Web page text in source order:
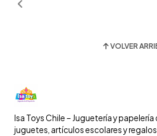
VOLVER
Isa Toys Chile – Juguetería y
juguetes, artículos escolares y